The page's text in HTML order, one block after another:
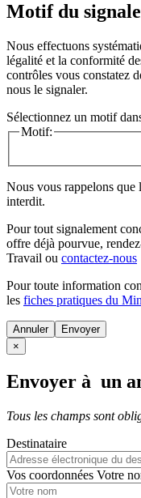
Motif du
Nous effectuons
légalité et la conformité
contrôles vous constatez
nous le signaler.
Sélectionnez un motif
Motif:
Nous vous rappelons que
interdit.
Pour tout signalement
offre déjà pourvue,
Travail ou contactez-nous
Pour toute information
les fiches pratiques du
Annuler
×
Envoyer à un
Tous les champs sont
Destinataire
Vos coordonnées Votre